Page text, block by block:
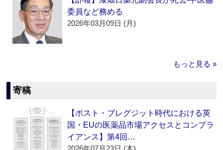
委員など務める
2026年03月09日 (月)
もっと見る »
寄稿
【ポスト・ブレグジット時代における英
国・EUの医薬品市場アクセスとコンプラ
イアンス】第4回…